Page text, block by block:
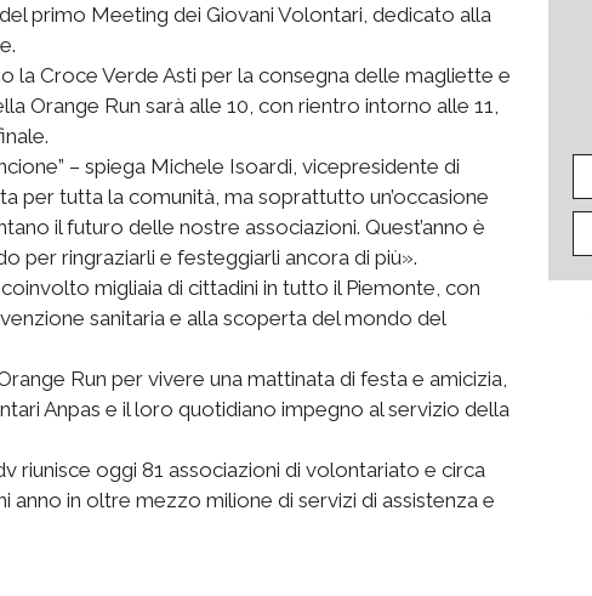
primo Meeting dei Giovani Volontari, dedicato alla
la Croce Verde Asti per la consegna delle magliette e
Orange Run sarà alle 10, con rientro intorno alle 11,
– spiega Michele Isoardi, vicepresidente di
per tutta la comunità, ma soprattutto un’occasione
il futuro delle nostre associazioni. Quest’anno è
per ringraziarli e festeggiarli ancora di più».
migliaia di cittadini in tutto il Piemonte, con
sanitaria e alla scoperta del mondo del
Run per vivere una mattinata di festa e amicizia,
Anpas e il loro quotidiano impegno al servizio della
riunisce oggi 81 associazioni di volontariato e circa
in oltre mezzo milione di servizi di assistenza e